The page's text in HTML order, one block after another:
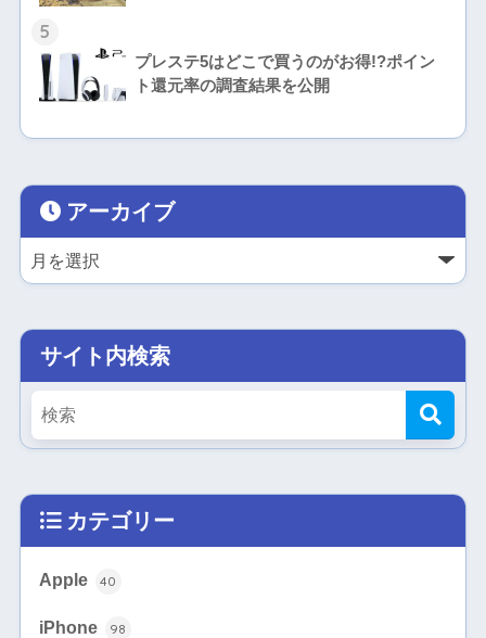
5
プレステ5はどこで買うのがお得!?ポイン
ト還元率の調査結果を公開
アーカイブ
サイト内検索
カテゴリー
Apple 40
iPhone 98